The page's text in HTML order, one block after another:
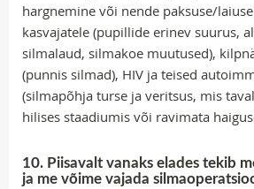
hargnemine või nende paksuse/
kasvajatele (pupillide erinev suurus,
silmalaud, silmakoe muutused),
(punnis silmad), HIV ja teised
(silmapõhja turse ja veritsus, mis
hilises staadiumis või ravimata
10. Piisavalt vanaks elades tekib
ja me võime vajada